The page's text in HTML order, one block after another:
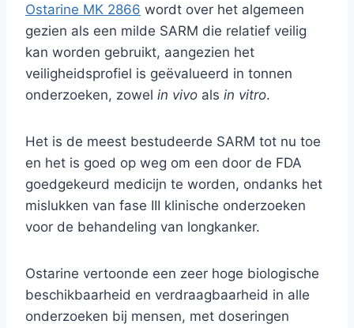
Ostarine MK 2866 wordt over het algemeen
gezien als een milde SARM die relatief veilig
kan worden gebruikt, aangezien het
veiligheidsprofiel is geëvalueerd in tonnen
onderzoeken, zowel in vivo als in vitro.
Het is de meest bestudeerde SARM tot nu toe
en het is goed op weg om een door de FDA
goedgekeurd medicijn te worden, ondanks het
mislukken van fase III klinische onderzoeken
voor de behandeling van longkanker.
Ostarine vertoonde een zeer hoge biologische
beschikbaarheid en verdraagbaarheid in alle
onderzoeken bij mensen, met doseringen